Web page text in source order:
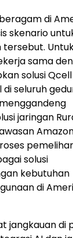
di
skenario
tersebut.
sama
solusi
seluruh
jaringan
solusi
kebutuhan
di
jangkauan di